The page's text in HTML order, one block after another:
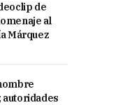
de
al
Márquez
autoridades